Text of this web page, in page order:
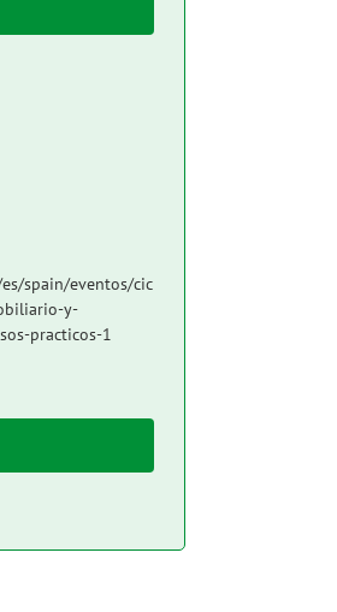
spain/eventos/cic
y-
practicos-1